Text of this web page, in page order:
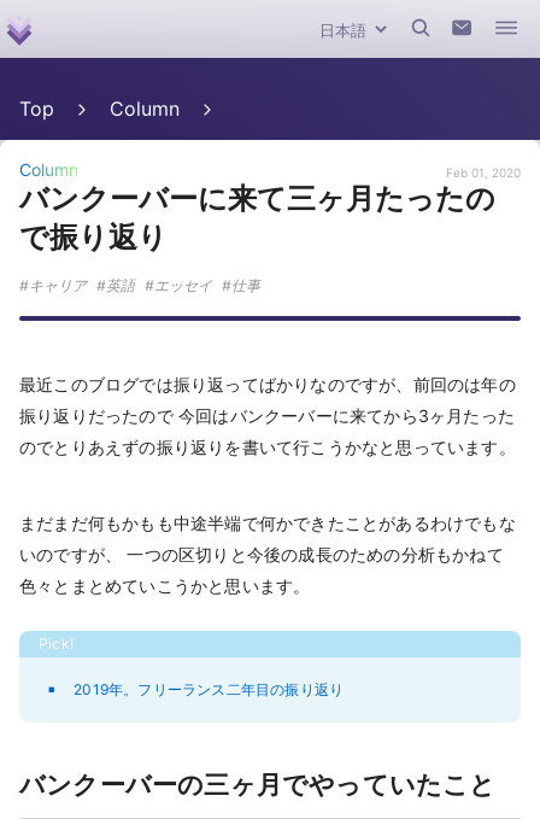
Top Column
Column Feb 01, 2020
バンクーバーに来て三ヶ月たったの
で振り返り
キャリア 英語 エッセイ 仕事
最近このブログでは振り返ってばかりなのですが、前回のは年の
振り返りだったので 今回はバンクーバーに来てから3ヶ月たった
のでとりあえずの振り返りを書いて行こうかなと思っています。
まだまだ何もかもも中途半端で何かできたことがあるわけでもな
いのですが、 一つの区切りと今後の成長のための分析もかねて
色々とまとめていこうかと思います。
2019年。フリーランス二年目の振り返り
バンクーバーの三ヶ月でやっていたこと